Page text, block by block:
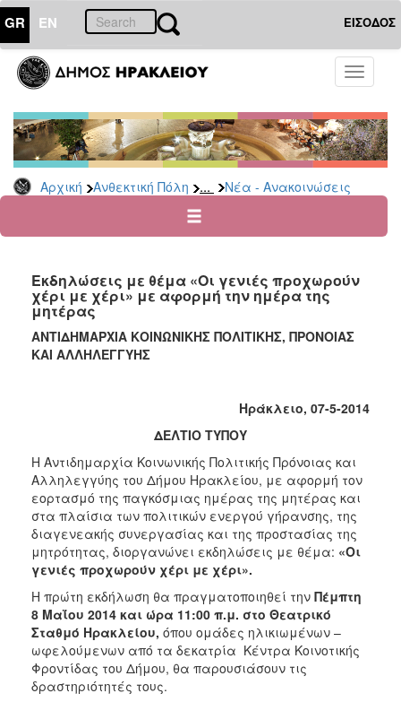
GR EN ΕΙΣΟΔΟΣ
Toggle
Αρχική Ανθεκτική Πόλη ... Νέα - Ανακοινώσεις
ΑΝΘΕΚΤΙΚΗ
ΠΟΛΗ
Κοινωνική
Πολιτική
Νέα
Ανακοινώσεις
για
Οικονομική
Αδυναμία
&
Φυσικές
Κέντρα
Δημιουργικής
Απασχόλησης
Παιδιών
(Κ.Δ.Α.Π.)
Κέντρα
Ημερήσιας
Φροντίδας
Ηλικιωμένων
(Κ.Η.Φ.Η.)
Κ.Δ.Α.Π.Α.μεΑ.
Εκδηλώσεις με θέμα «Οι γενιές προχωρούν
χέρι με χέρι» με αφορμή την ημέρα της
μητέρας
ΑΝΤΙΔΗΜΑΡΧΙΑ ΚΟΙΝΩΝΙΚΗΣ ΠΟΛΙΤΙΚΗΣ, ΠΡΟΝΟΙΑΣ
ΚΑΙ ΑΛΛΗΛΕΓΓΥΗΣ
Ηράκλειο, 07-5-2014
ΔΕΛΤΙΟ ΤΥΠΟΥ
Η Αντιδημαρχία Κοινωνικής Πολιτικής Πρόνοιας και
Αλληλεγγύης του Δήμου Ηρακλείου, με αφορμή τον
εορτασμό της παγκόσμιας ημέρας της μητέρας και
στα πλαίσια των πολιτικών ενεργού γήρανσης, της
διαγενεακής συνεργασίας και της προστασίας της
μητρότητας, διοργανώνει εκδηλώσεις με θέμα: «Οι
γενιές προχωρούν χέρι με χέρι».
Η πρώτη εκδήλωση θα πραγματοποιηθεί την Πέμπτη
8 Μαΐου 2014 και ώρα 11:00 π.μ. στο Θεατρικό
Σταθμό Ηρακλείου, όπου ομάδες ηλικιωμένων –
ωφελούμενων από τα δεκατρία Κέντρα Κοινοτικής
Φροντίδας του Δήμου, θα παρουσιάσουν τις
δραστηριότητές τους.